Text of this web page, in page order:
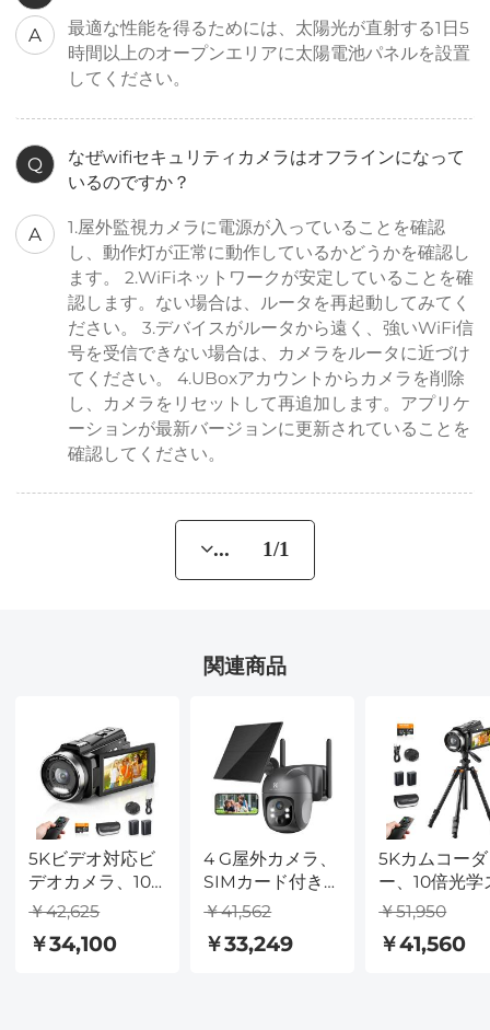
A
最適な性能を得るためには、太陽光が直射する1日5
時間以上のオープンエリアに太陽電池パネルを設置
してください。
Q
なぜwifiセキュリティカメラはオフラインになって
いるのですか？
A
1.屋外監視カメラに電源が入っていることを確認
し、動作灯が正常に動作しているかどうかを確認し
ます。 2.WiFiネットワークが安定していることを確
認します。ない場合は、ルータを再起動してみてく
ださい。 3.デバイスがルータから遠く、強いWiFi信
号を受信できない場合は、カメラをルータに近づけ
てください。 4.UBoxアカウントからカメラを削除
し、カメラをリセットして再追加します。アプリケ
ーションが最新バージョンに更新されていることを
確認してください。
... 1/1
関連商品
5Kビデオ対応ビ
デオカメラ、10
倍光学ズーム、
リー、WiFi転
￥42,625
￥34,100
4 G屋外カメラ、
SIMカード付き、
2 K 4 MP WiFiな
360°雲台
￥41,562
￥33,249
5Kカムコーダ
ー、10倍光学
ーム、30FPS
ルミニウム三
￥51,950
￥41,560